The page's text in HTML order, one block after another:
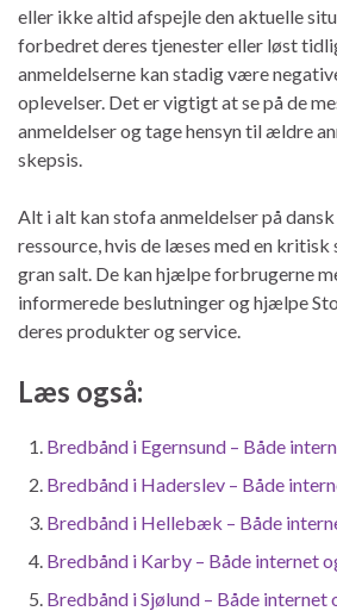
eller ikke altid afspejle den aktuelle
forbedret deres tjenester eller løst
anmeldelserne kan stadig være
oplevelser. Det er vigtigt at se på de
anmeldelser og tage hensyn til ældre
skepsis.
Alt i alt kan stofa anmeldelser på
ressource, hvis de læses med en kritisk
gran salt. De kan hjælpe forbrugerne
informerede beslutninger og hjælpe
deres produkter og service.
Læs også:
Bredbånd i Egernsund – Både
Bredbånd i Haderslev – Både
Bredbånd i Hellebæk – Både
Bredbånd i Karby – Både internet
Bredbånd i Sjølund – Både internet